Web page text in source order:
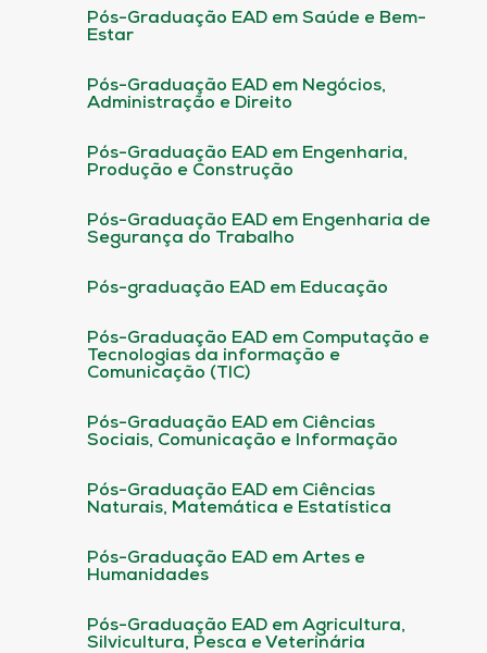
Pós-Graduação EAD em Saúde e Bem-
Estar
Pós-Graduação EAD em Negócios,
Administração e Direito
Pós-Graduação EAD em Engenharia,
Produção e Construção
Pós-Graduação EAD em Engenharia de
Segurança do Trabalho
Pós-graduação EAD em Educação
Pós-Graduação EAD em Computação e
Tecnologias da informação e
Comunicação (TIC)
Pós-Graduação EAD em Ciências
Sociais, Comunicação e Informação
Pós-Graduação EAD em Ciências
Naturais, Matemática e Estatística
Pós-Graduação EAD em Artes e
Humanidades
Pós-Graduação EAD em Agricultura,
Silvicultura, Pesca e Veterinária